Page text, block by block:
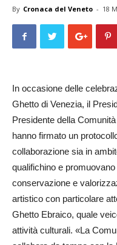
By Cronaca del Veneto - 18
In occasione delle
Ghetto di Venezia, il
Presiden­te della
hanno firmato un
collaborazione sia in
qualifichino e
conservazione e
artistico con particolare
Ghetto Ebraico, quale
attività culturali. «La